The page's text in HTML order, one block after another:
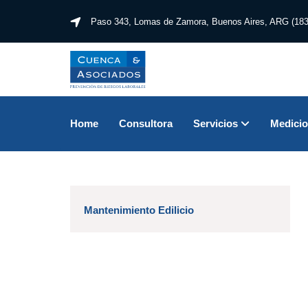
Paso 343, Lomas de Zamora, Buenos Aires, ARG
Home Consultora Servicios
Mantenimiento Edilicio